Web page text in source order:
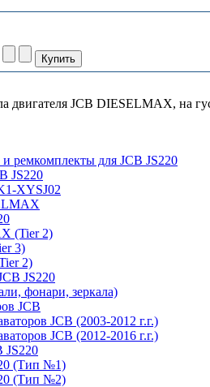
двигателя JCB DIESELMAX, на
ремкомплекты для JCB JS220
JS220
XYSJ02
(Tier 2)
3)
2)
JS220
фонари, зеркала)
JCB
JCB (2003-2012 г.г.)
JCB (2012-2016 г.г.)
JS220
(Тип №1)
(Тип №2)